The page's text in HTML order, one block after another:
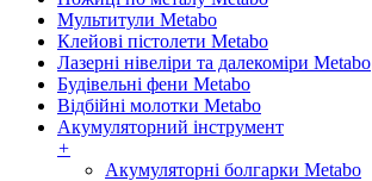
Мультитули Metabo
Клейові пістолети Metabo
Лазерні нівеліри та далекоміри Metabo
Будівельні фени Metabo
Відбійні молотки Metabo
Акумуляторний інструмент
+
Акумуляторні болгарки Metabo